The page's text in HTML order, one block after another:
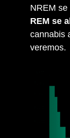
NREM
REM se
cannabis
veremos.